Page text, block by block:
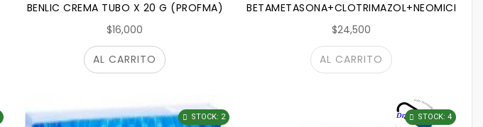
BENLIC CREMA TUBO X 20 G (PROFMA)
$16,000
AL CARRITO
BETAMETASONA+CLOTRIMAZOL+NEOMICINA
$24,500
AL CARRITO
STOCK: 2 STOCK: 4